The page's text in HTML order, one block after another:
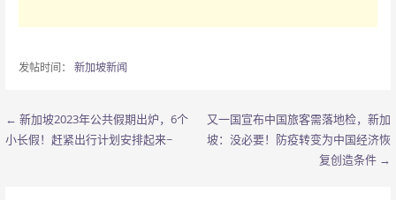
发帖时间： 新加坡新闻
文
← 新加坡2023年公共假期出炉，6个
小长假！赶紧出行计划安排起来~
又一国宣布中国旅客需落地检，新加
坡：没必要！防疫转变为中国经济恢
复创造条件 →